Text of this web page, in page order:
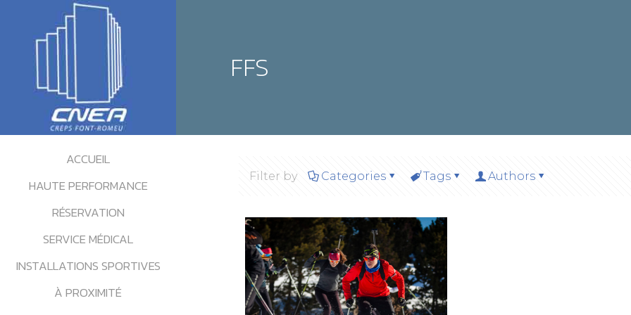
ACCUEIL
HAUTE PERFORMANCE
RÉSERVATION
SERVICE MÉDICAL
INSTALLATIONS SPORTIVES
À PROXIMITÉ
FFS
Filter by Categories Tags Authors